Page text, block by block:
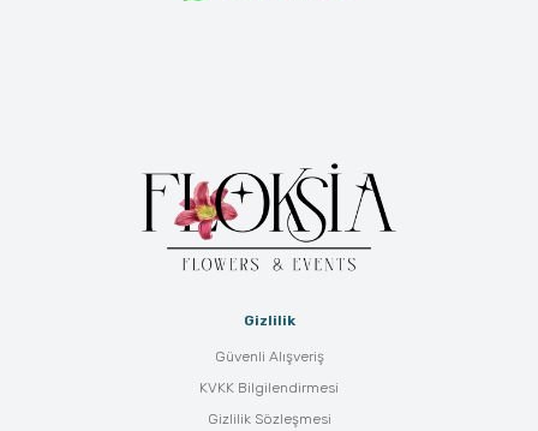
Gizlilik
Güvenli Alışveriş
KVKK Bilgilendirmesi
Gizlilik Sözleşmesi